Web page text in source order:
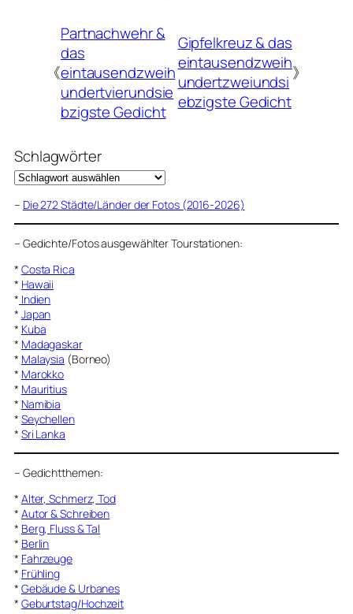
《
Partnachwehr &
das
eintausendzweih
undertvierundsie
bzigste Gedicht
Gipfelkreuz & das
eintausendzweih
undertzweiundsi
ebzigste Gedicht
》
Schlagwörter
– Die 272 Städte/Länder der Fotos (2016-2026)
– Gedichte/Fotos ausgewählter Tourstationen:
* Costa Rica
* Hawaii
* Indien
* Japan
* Kuba
* Madagaskar
* Malaysia (Borneo)
* Marokko
* Mauritius
* Namibia
* Seychellen
* Sri Lanka
– Gedichtthemen:
* Alter, Schmerz, Tod
* Autor & Schreiben
* Berg, Fluss & Tal
* Berlin
* Fahrzeuge
* Frühling
* Gebäude & Urbanes
* Geburtstag/Hochzeit